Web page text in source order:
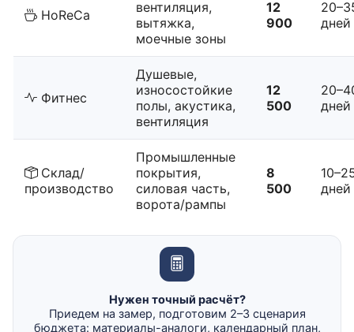
HoReCa
вентиляция,
вытяжка,
моечные зоны
12
900
дней
Фитнес
Душевые,
износостойкие
полы, акустика,
вентиляция
12
500
дней
Склад/
производство
Промышленные
покрытия,
силовая часть,
ворота/рампы
8
500
дней
Нужен точный расчёт?
Приедем на замер, подготовим 2–3 сценария
бюджета: материалы-аналоги, календарный план,